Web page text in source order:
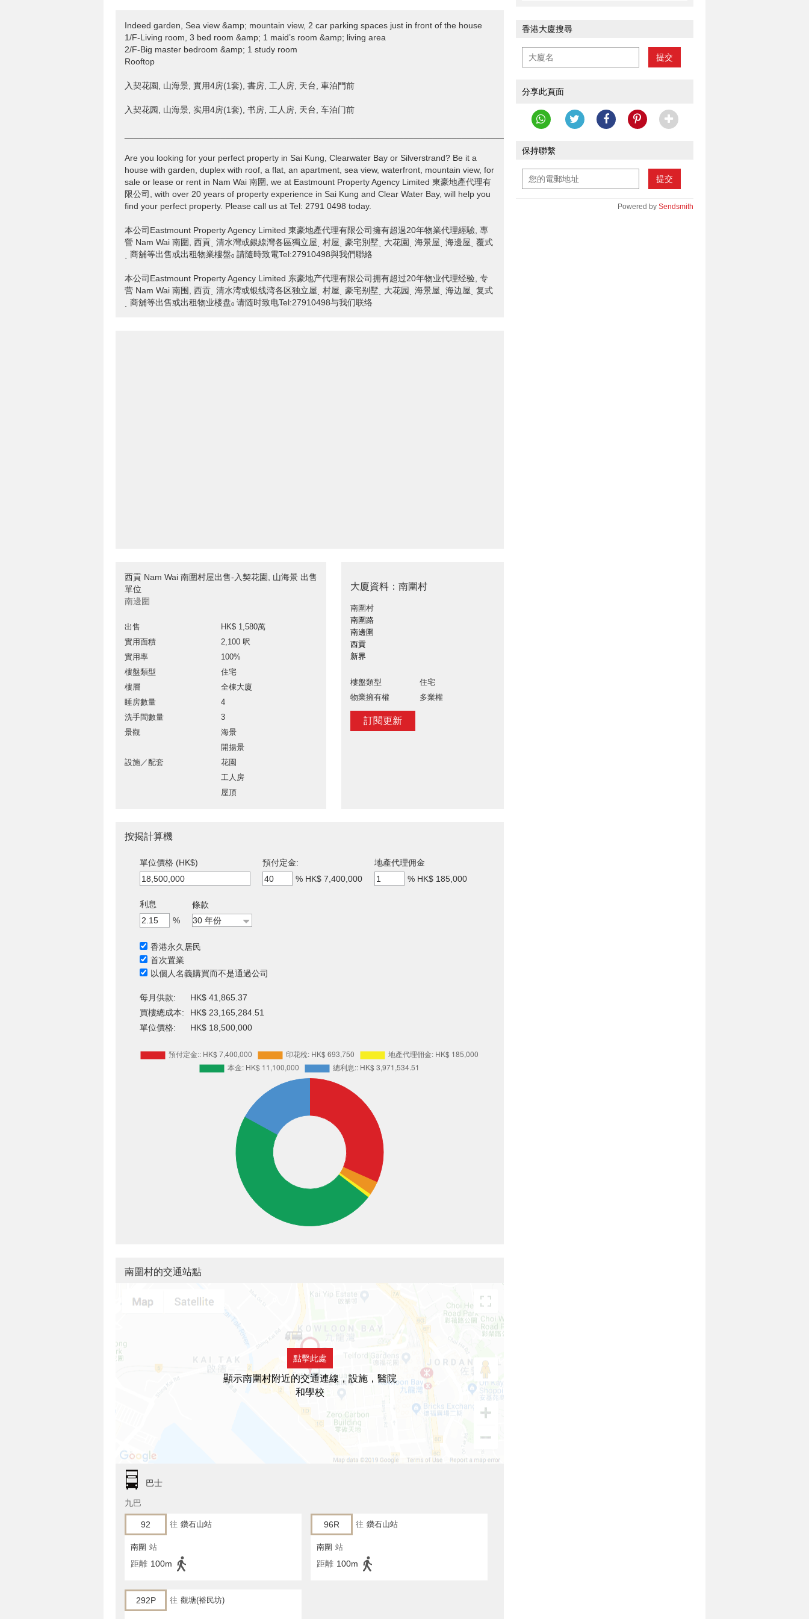
Indeed garden, Sea view &amp; mountain view, 2 car parking spaces just in front of the house
1/F-Living room, 3 bed room &amp; 1 maid’s room &amp; living area
2/F-Big master bedroom &amp; 1 study room
Rooftop
入契花園, 山海景, 實用4房(1套), 書房, 工人房, 天台, 車泊門前
入契花园, 山海景, 实用4房(1套), 书房, 工人房, 天台, 车泊门前
Are you looking for your perfect property in Sai Kung, Clearwater Bay or Silverstrand? Be it a
house with garden, duplex with roof, a flat, an apartment, sea view, waterfront, mountain view, for
sale or lease or rent in Nam Wai 南圍, we at Eastmount Property Agency Limited 東豪地產代理有
限公司, with over 20 years of property experience in Sai Kung and Clear Water Bay, will help you
find your perfect property. Please call us at Tel: 2791 0498 today.
本公司Eastmount Property Agency Limited 東豪地產代理有限公司擁有超過20年物業代理經驗, 專
營 Nam Wai 南圍, 西貢ˎ 清水灣或銀線灣各區獨立屋ˎ 村屋ˎ 豪宅別墅ˎ 大花園ˎ 海景屋ˎ 海邊屋ˎ 覆式
ˎ 商舖等出售或出租物業樓盤ₒ 請隨時致電Tel:27910498與我們聯絡
本公司Eastmount Property Agency Limited 东豪地产代理有限公司拥有超过20年物业代理经验, 专
营 Nam Wai 南围, 西贡ˎ 清水湾或银线湾各区独立屋ˎ 村屋ˎ 豪宅别墅ˎ 大花园ˎ 海景屋ˎ 海边屋ˎ 复式
ˎ 商舖等出售或出租物业楼盘ₒ 请随时致电Tel:27910498与我们联络
西貢 Nam Wai 南圍村屋出售-入契花園, 山海景 出售
單位
南邊圍
出售
HK$ 1,580萬
實用面積
2,100 呎
實用率
100%
樓盤類型
住宅
樓層
全棟大廈
睡房數量
4
洗手間數量
3
景觀
海景
開揚景
設施／配套
花園
工人房
屋頂
大廈資料：南圍村
南圍村
南圍路
南邊圍
西貢
新界
樓盤類型
住宅
物業擁有權
多業權
訂閱更新
香港大廈搜尋
提交
分享此頁面
保持聯繫
提交
Powered by Sendsmith
按揭計算機
單位價格 (HK$)
預付定金:
% HK$ 7,400,000
地產代理佣金
% HK$ 185,000
利息
%
條款
香港永久居民
首次置業
以個人名義購買而不是通過公司
每月供款:
HK$ 41,865.37
買樓總成本:
HK$ 23,165,284.51
單位價格:
HK$ 18,500,000
南圍村的交通站點
點擊此處
顯示南圍村附近的交通連線，設施，醫院
和學校
巴士
九巴
92 往 鑽石山站
南圍 站
距離 100m
96R 往 鑽石山站
南圍 站
距離 100m
292P 往 觀塘(裕民坊)